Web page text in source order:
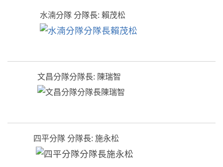
水湳分隊 分隊長: 賴茂松
文昌分隊分隊長: 陳瑞智
四平分隊 分隊長: 施永松